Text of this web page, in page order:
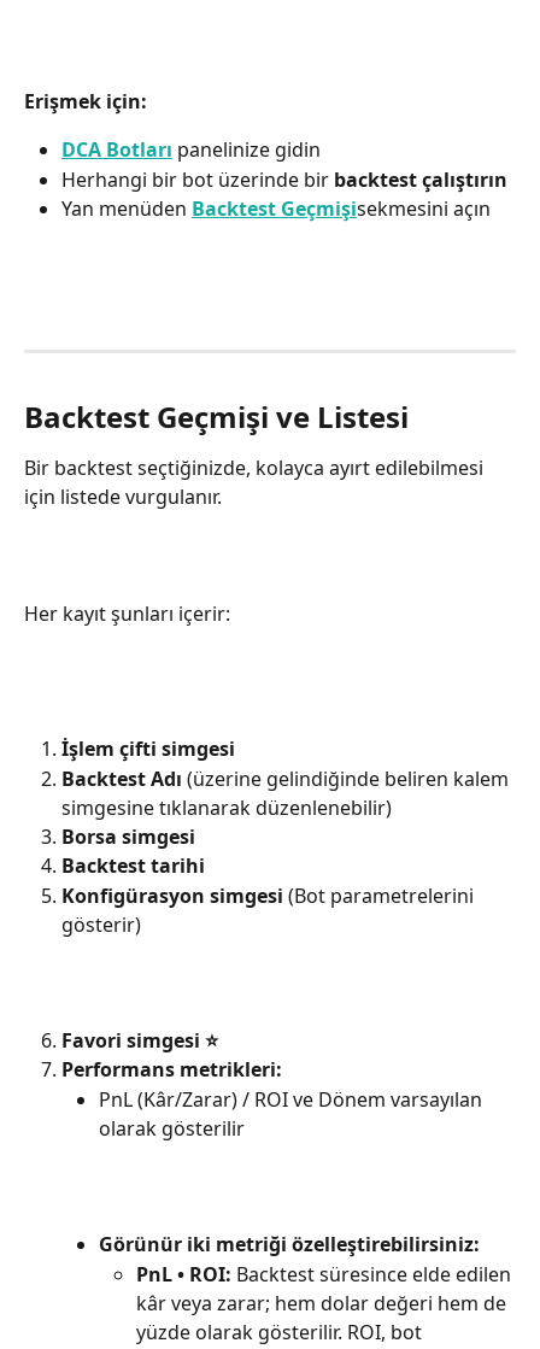
Erişmek için:
DCA Botları panelinize gidin
Herhangi bir bot üzerinde bir backtest çalıştırın
Yan menüden Backtest Geçmişisekmesini açın
Backtest Geçmişi ve Listesi
Bir backtest seçtiğinizde, kolayca ayırt edilebilmesi
için listede vurgulanır.
Her kayıt şunları içerir:
İşlem çifti simgesi
Backtest Adı (üzerine gelindiğinde beliren kalem
simgesine tıklanarak düzenlenebilir)
Borsa simgesi
Backtest tarihi
Konfigürasyon simgesi (Bot parametrelerini
gösterir)
Favori simgesi ⭐
Performans metrikleri:
PnL (Kâr/Zarar) / ROI ve Dönem varsayılan
olarak gösterilir
Görünür iki metriği özelleştirebilirsiniz:
PnL • ROI: Backtest süresince elde edilen
kâr veya zarar; hem dolar değeri hem de
yüzde olarak gösterilir. ROI, bot